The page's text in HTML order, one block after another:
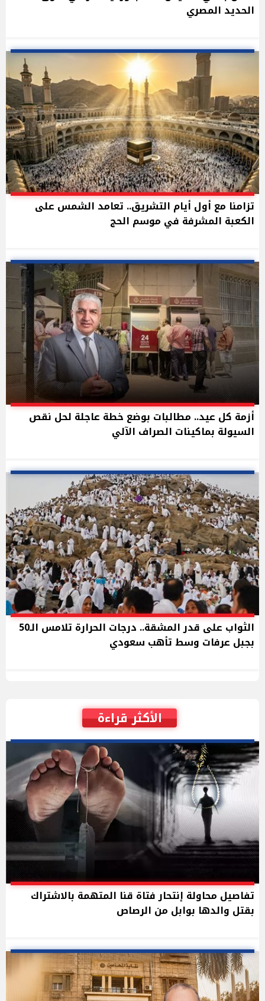
الحديد المصري
تزامنا مع أول أيام التشريق.. تعامد الشمس على
الكعبة المشرفة في موسم الحج
أزمة كل عيد.. مطالبات بوضع خطة عاجلة لحل نقص
السيولة بماكينات الصراف الآلي
الثواب على قدر المشقة.. درجات الحرارة تلامس الـ50
بجبل عرفات وسط تأهب سعودي
الأكثر قراءة
تفاصيل محاولة إنتحار فتاة قنا المتهمة بالاشتراك
بقتل والدها بوابل من الرصاص